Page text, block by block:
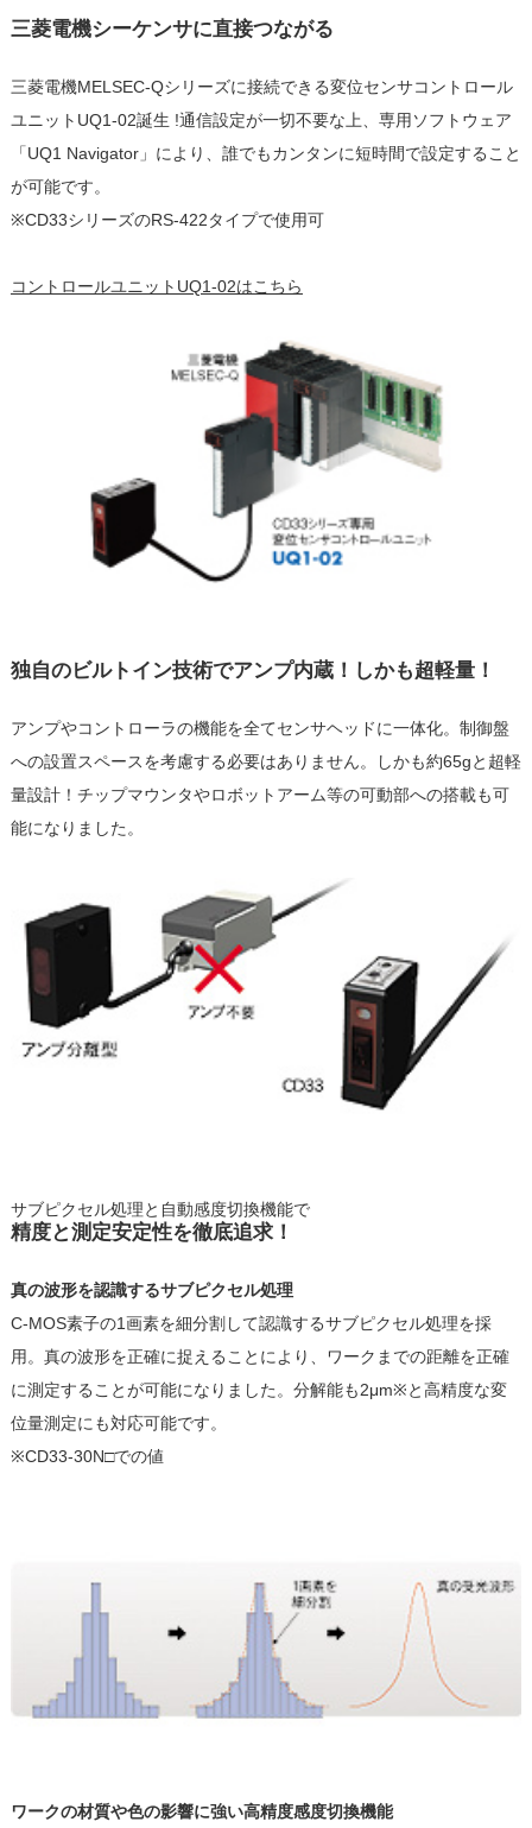
三菱電機シーケンサに直接つながる
三菱電機MELSEC-Qシリーズに接続できる変位センサコントロール
ユニットUQ1-02誕生 !通信設定が一切不要な上、専用ソフトウェア
「UQ1 Navigator」により、誰でもカンタンに短時間で設定すること
が可能です。
※CD33シリーズのRS-422タイプで使用可
コントロールユニットUQ1-02はこちら
独自のビルトイン技術でアンプ内蔵！しかも超軽量！
アンプやコントローラの機能を全てセンサヘッドに一体化。制御盤
への設置スペースを考慮する必要はありません。しかも約65gと超軽
量設計！チップマウンタやロボットアーム等の可動部への搭載も可
能になりました。
サブピクセル処理と自動感度切換機能で
精度と測定安定性を徹底追求！
真の波形を認識するサブピクセル処理
C-MOS素子の1画素を細分割して認識するサブピクセル処理を採
用。真の波形を正確に捉えることにより、ワークまでの距離を正確
に測定することが可能になりました。分解能も2μm※と高精度な変
位量測定にも対応可能です。
※CD33-30N□での値
ワークの材質や色の影響に強い高精度感度切換機能